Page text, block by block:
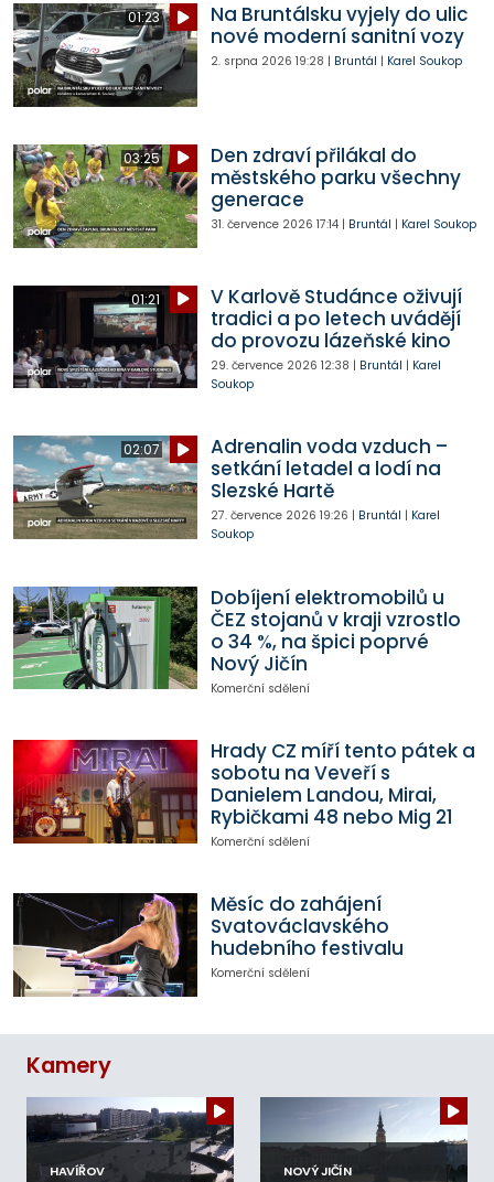
01:23
Na Bruntálsku vyjely do ulic
nové moderní sanitní vozy
2. srpna 2026 19:28 | Bruntál | Karel Soukop
03:25
Den zdraví přilákal do
městského parku všechny
generace
31. července 2026 17:14| Bruntál | Karel Soukop
01:21
V Karlově Studánce oživují
tradici a po letech uvádějí
do provozu lázeňské kino
29. července 2026 12:38 | Bruntál | Karel
Soukop
02:07
Adrenalin voda vzduch –
setkání letadel a lodí na
Slezské Hartě
27. července 2026 19:26 | Bruntál | Karel
Soukop
Dobíjení elektromobilů u
ČEZ stojanů v kraji vzrostlo
o 34 %, na špici poprvé
Nový Jičín
Komerční sdělení
Hrady CZ míří tento pátek a
sobotu na Veveří s
Danielem Landou, Mirai,
Rybičkami 48 nebo Mig 21
Komerční sdělení
Měsíc do zahájení
Svatováclavského
hudebního festivalu
Komerční sdělení
Kamery
HAVÍŘOV NOVÝ JIČÍN